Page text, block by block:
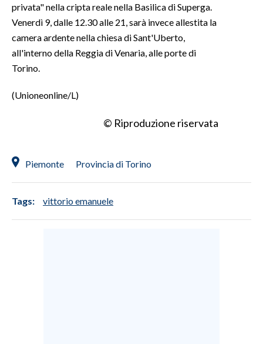
privata" nella cripta reale nella Basilica di Superga.
Venerdì 9, dalle 12.30 alle 21, sarà invece allestita la
camera ardente nella chiesa di Sant'Uberto,
all'interno della Reggia di Venaria, alle porte di
Torino.
(Unioneonline/L)
© Riproduzione riservata
Piemonte Provincia di Torino
Tags: vittorio emanuele